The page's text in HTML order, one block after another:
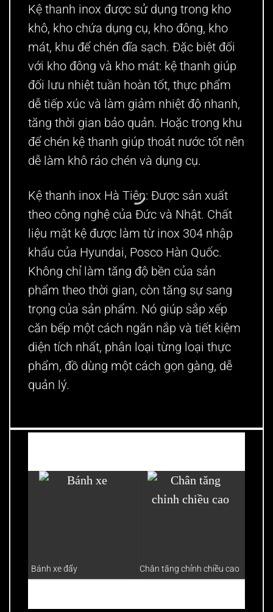
Kệ thanh inox được sử dụng trong kho
khô, kho chứa dụng cụ, kho đông, kho
mát, khu để chén đĩa sạch. Đặc biệt đối
với kho đông và kho mát: kệ thanh giúp
đối lưu nhiệt tuần hoàn tốt, thực phẩm
dễ tiếp xúc và làm giảm nhiệt độ nhanh,
tăng thời gian bảo quản. Hoặc trong khu
để chén kệ thanh giúp thoát nước tốt nên
dễ làm khô ráo chén và dụng cụ.
Kệ thanh inox Hà Tiên: Được sản xuất
theo công nghệ của Đức và Nhật. Chất
liệu mặt kệ được làm từ inox 304 nhập
khẩu của Hyundai, Posco Hàn Quốc.
Không chỉ làm tăng độ bền của sản
phẩm theo thời gian, còn tăng sự sang
trọng của sản phẩm. Nó giúp sắp xếp
căn bếp một cách ngăn nắp và tiết kiệm
diện tích nhất, phân loại từng loại thực
phẩm, đồ dùng một cách gọn gàng, dễ
quản lý.
Bánh xe đẩy Chân tăng chỉnh chiều cao